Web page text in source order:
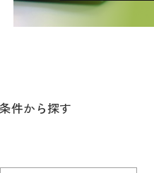
件から探す